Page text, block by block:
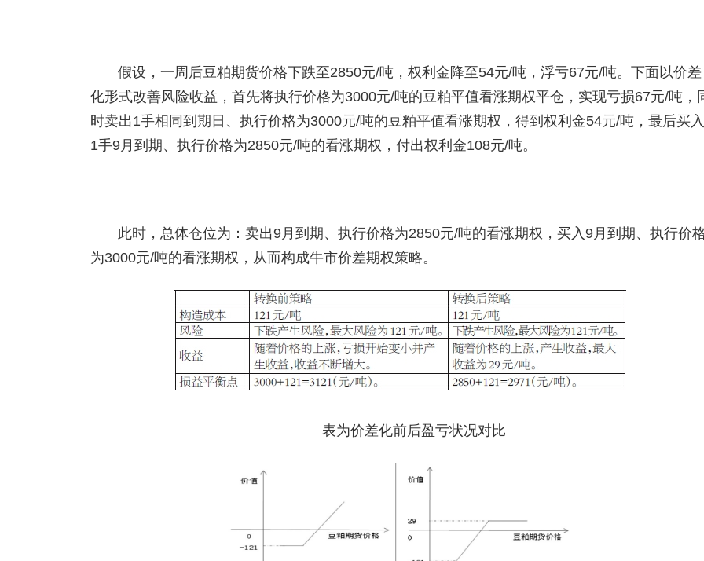
假设，一周后豆粕期货价格下跌至2850元/吨，权利金降至54元/吨，浮亏67元/吨。下面以价差
化形式改善风险收益，首先将执行价格为3000元/吨的豆粕平值看涨期权平仓，实现亏损67元/吨，
时卖出1手相同到期日、执行价格为3000元/吨的豆粕平值看涨期权，得到权利金54元/吨，最后买入
1手9月到期、执行价格为2850元/吨的看涨期权，付出权利金108元/吨。
此时，总体仓位为：卖出9月到期、执行价格为2850元/吨的看涨期权，买入9月到期、执行价
为3000元/吨的看涨期权，从而构成牛市价差期权策略。
表为价差化前后盈亏状况对比